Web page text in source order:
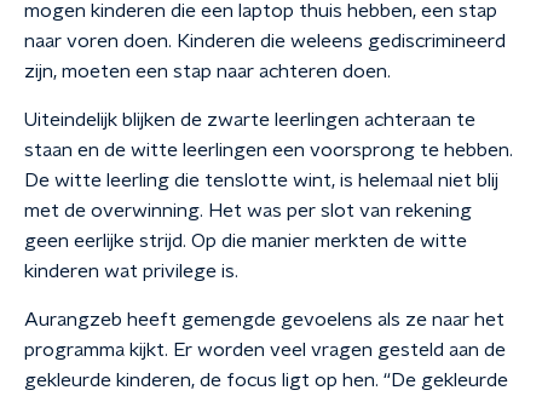
mogen kinderen die een laptop thuis hebben, een stap
naar voren doen. Kinderen die weleens gediscrimineerd
zijn, moeten een stap naar achteren doen.
Uiteindelijk blijken de zwarte leerlingen achteraan te
staan en de witte leerlingen een voorsprong te hebben.
De witte leerling die tenslotte wint, is helemaal niet blij
met de overwinning. Het was per slot van rekening
geen eerlijke strijd. Op die manier merkten de witte
kinderen wat privilege is.
Aurangzeb heeft gemengde gevoelens als ze naar het
programma kijkt. Er worden veel vragen gesteld aan de
gekleurde kinderen, de focus ligt op hen. “De gekleurde